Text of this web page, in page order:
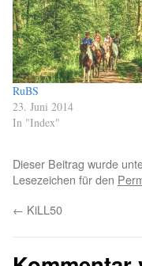
RuBS
23. Juni 2014
In "Index"
Dieser Beitrag wurde
Lesezeichen für den
← KiLL50